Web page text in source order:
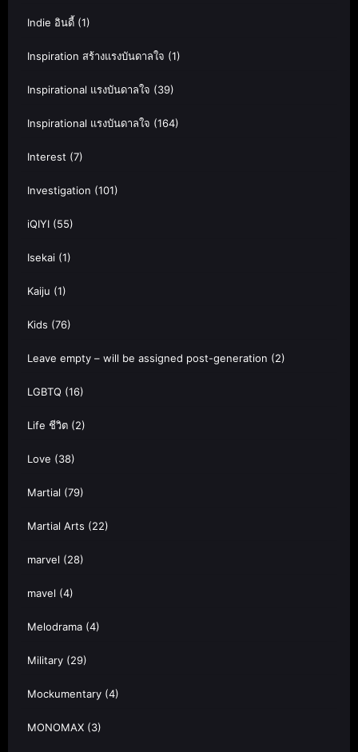
Indie อินดี้ (1)
Inspiration สร้างแรงบันดาลใจ (1)
Inspirational แรงบันดาลใจ (39)
Inspirational แรงบันดาลใจ (164)
Interest (7)
Investigation (101)
iQIYI (55)
Isekai (1)
Kaiju (1)
Kids (76)
Leave empty – will be assigned post-generation (2)
LGBTQ (16)
Life ชีวิต (2)
Love (38)
Martial (79)
Martial Arts (22)
marvel (28)
mavel (4)
Melodrama (4)
Military (29)
Mockumentary (4)
MONOMAX (3)